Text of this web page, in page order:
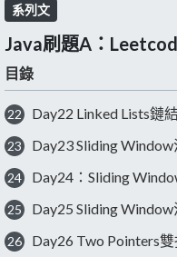
系列文
Java刷題A：
目錄
22 Day22 Linked Lists鏈
23 Day23 Sliding
24 Day24：Sliding
25 Day25 Sliding
26 Day26 Two Pointers